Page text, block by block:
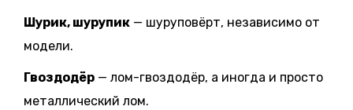
Шурик, шурупик — шуруповёрт, независимо от
модели.
Гвоздодёр — лом-гвоздодёр, а иногда и просто
металлический лом.